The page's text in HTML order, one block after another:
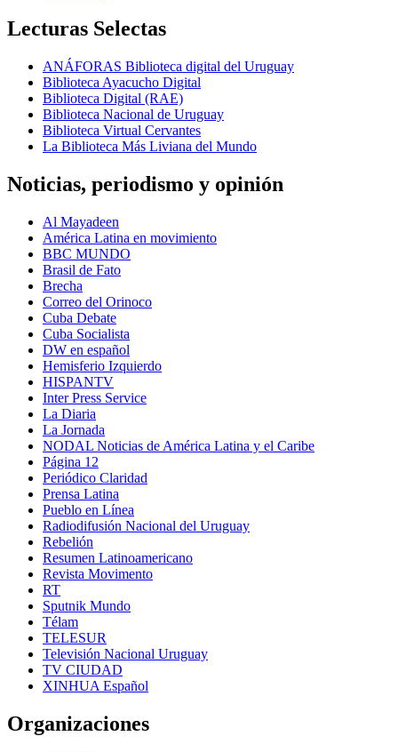
Lecturas Selectas
ANÁFORAS Biblioteca digital del Uruguay
Biblioteca Ayacucho Digital
Biblioteca Digital (RAE)
Biblioteca Nacional de Uruguay
Biblioteca Virtual Cervantes
La Biblioteca Más Liviana del Mundo
Noticias, periodismo y opinión
Al Mayadeen
América Latina en movimiento
BBC MUNDO
Brasil de Fato
Brecha
Correo del Orinoco
Cuba Debate
Cuba Socialista
DW en español
Hemisferio Izquierdo
HISPANTV
Inter Press Service
La Diaria
La Jornada
NODAL Noticias de América Latina y el Caribe
Página 12
Periódico Claridad
Prensa Latina
Pueblo en Línea
Radiodifusión Nacional del Uruguay
Rebelión
Resumen Latinoamericano
Revista Movimento
RT
Sputnik Mundo
Télam
TELESUR
Televisión Nacional Uruguay
TV CIUDAD
XINHUA Español
Organizaciones